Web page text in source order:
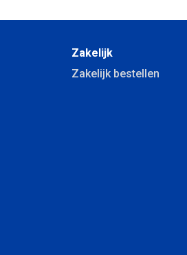
Zakelijk
Zakelijk bestellen